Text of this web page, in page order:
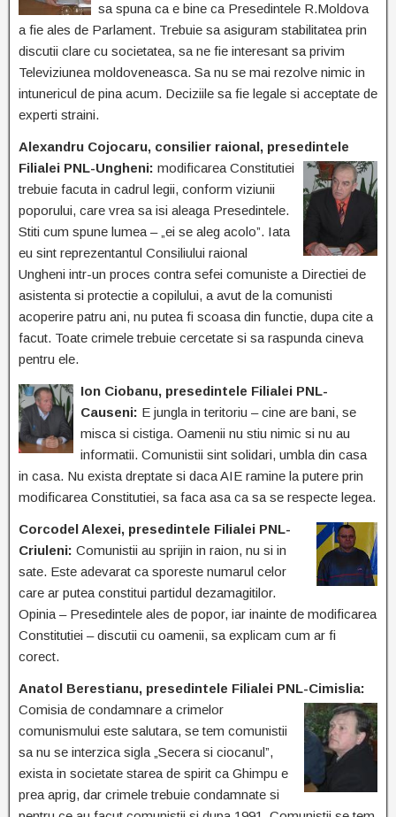
sa spuna ca e bine ca Presedintele R.Moldova
a fie ales de Parlament. Trebuie sa asiguram stabilitatea prin
discutii clare cu societatea, sa ne fie interesant sa privim
Televiziunea moldoveneasca. Sa nu se mai rezolve nimic in
intunericul de pina acum. Deciziile sa fie legale si acceptate de
experti straini.
Alexandru Cojocaru, consilier raional, presedintele
Filialei PNL-Ungheni: modificareaConstitutiei
trebuie facuta in cadrul legii, conform viziunii
poporului, care vrea sa isi aleaga Presedintele.
Stiti cum spune lumea – „ei se aleg acolo”. Iata
eu sint reprezentantul Consiliului raional
Ungheni intr-un proces contra sefei comuniste a Directiei de
asistenta si protectie a copilului, a avut de la comunisti
acoperire patru ani, nu putea fi scoasa din functie, dupa cite a
facut. Toate crimele trebuie cercetate si sa raspunda cineva
pentru ele.
Ion Ciobanu, presedintele Filialei PNL-
Causeni: E jungla in teritoriu – cine are bani, se
misca si cistiga. Oamenii nu stiu nimic si nu au
informatii. Comunistii sint solidari, umbla din casa
in casa. Nu exista dreptate si daca AIE ramine la putere prin
modificarea Constitutiei, sa faca asa ca sa se respecte legea.
Corcodel Alexei, presedintele Filialei PNL-
Criuleni: Comunistii au sprijin in raion, nu si in
sate. Este adevarat ca sporeste numarul celor
care ar putea constitui partidul dezamagitilor.
Opinia – Presedintele ales de popor, iar inainte de modificarea
Constitutiei – discutii cu oamenii, sa explicam cum ar fi
corect.
Anatol Berestianu, presedintele Filialei PNL-Cimislia:
Comisia de condamnare acrimelor
comunismului este salutara, se tem comunistii
sa nu se interzica sigla „Secera si ciocanul”,
exista in societate starea de spirit ca Ghimpu e
prea aprig, dar crimele trebuie condamnate si